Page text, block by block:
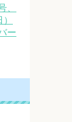
、
ー